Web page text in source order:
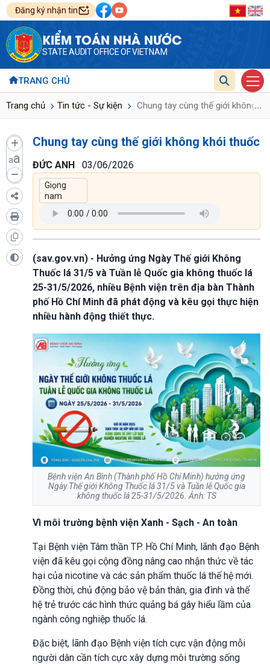
Đăng ký nhận tin
KIỂM TOÁN NHÀ NƯỚC
STATE AUDIT OFFICE OF VIETNAM
TRANG CHỦ
Trang chủ Tin tức - Sự kiện Chung tay cùng thế giới không...
aa
Chung tay cùng thế giới không khói thuốc
ĐỨC ANH 03/06/2026
(sav.gov.vn) - Hưởng ứng Ngày Thế giới Không
Thuốc lá 31/5 và Tuần lễ Quốc gia không thuốc lá
25-31/5/2026, nhiều Bệnh viện trên địa bàn Thành
phố Hồ Chí Minh đã phát động và kêu gọi thực hiện
nhiều hành động thiết thực.
Bệnh viện An Bình (Thành phố Hồ Chí Minh) hưởng ứng
Ngày Thế giới Không Thuốc lá 31/5 và Tuần lễ Quốc gia
không thuốc lá 25-31/5/2026. Ảnh: TS
Vì môi trường bệnh viện Xanh - Sạch - An toàn
Tại Bệnh viện Tâm thần TP. Hồ Chí Minh, lãnh đạo Bệnh
viện đã kêu gọi cộng đồng nâng cao nhận thức về tác
hại của nicotine và các sản phẩm thuốc lá thế hệ mới.
Đồng thời, chủ động bảo vệ bản thân, gia đình và thế
hệ trẻ trước các hình thức quảng bá gây hiểu lầm của
ngành công nghiệp thuốc lá.
Đặc biệt, lãnh đạo Bệnh viện tích cực vận động mỗi
người dân cần tích cực xây dựng môi trường sống